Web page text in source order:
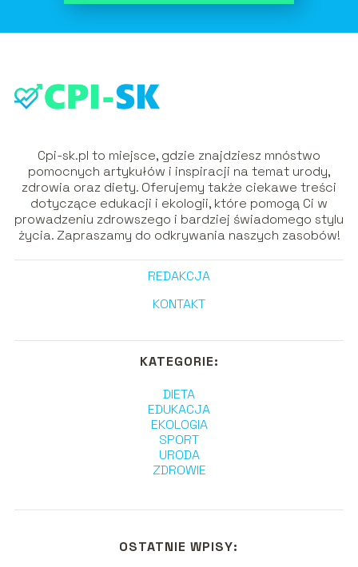
Cpi-sk.pl to miejsce, gdzie znajdziesz mnóstwo
pomocnych artykułów i inspiracji na temat urody,
zdrowia oraz diety. Oferujemy także ciekawe treści
dotyczące edukacji i ekologii, które pomogą Ci w
prowadzeniu zdrowszego i bardziej świadomego stylu
życia. Zapraszamy do odkrywania naszych zasobów!
REDAKCJA
KONTAKT
KATEGORIE:
DIETA
EDUKACJA
EKOLOGIA
SPORT
URODA
ZDROWIE
OSTATNIE WPISY: